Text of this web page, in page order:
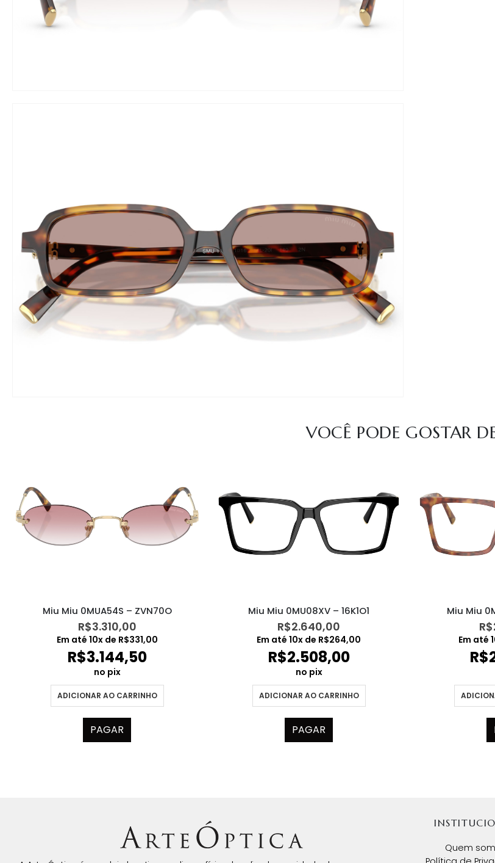
VOCÊ PODE GOSTAR
Miu Miu 0MUA54S – ZVN70O
R$3.310,00
Em até 10x de R$331,00
R$3.144,50
no pix
ADICIONAR AO CARRINHO
PAGAR
Miu Miu 0MU08XV – 16K1O1
R$2.640,00
Em até 10x de R$264,00
R$2.508,00
no pix
ADICIONAR AO CARRINHO
PAGAR
Miu Miu
R$
Em até
R$
Quem